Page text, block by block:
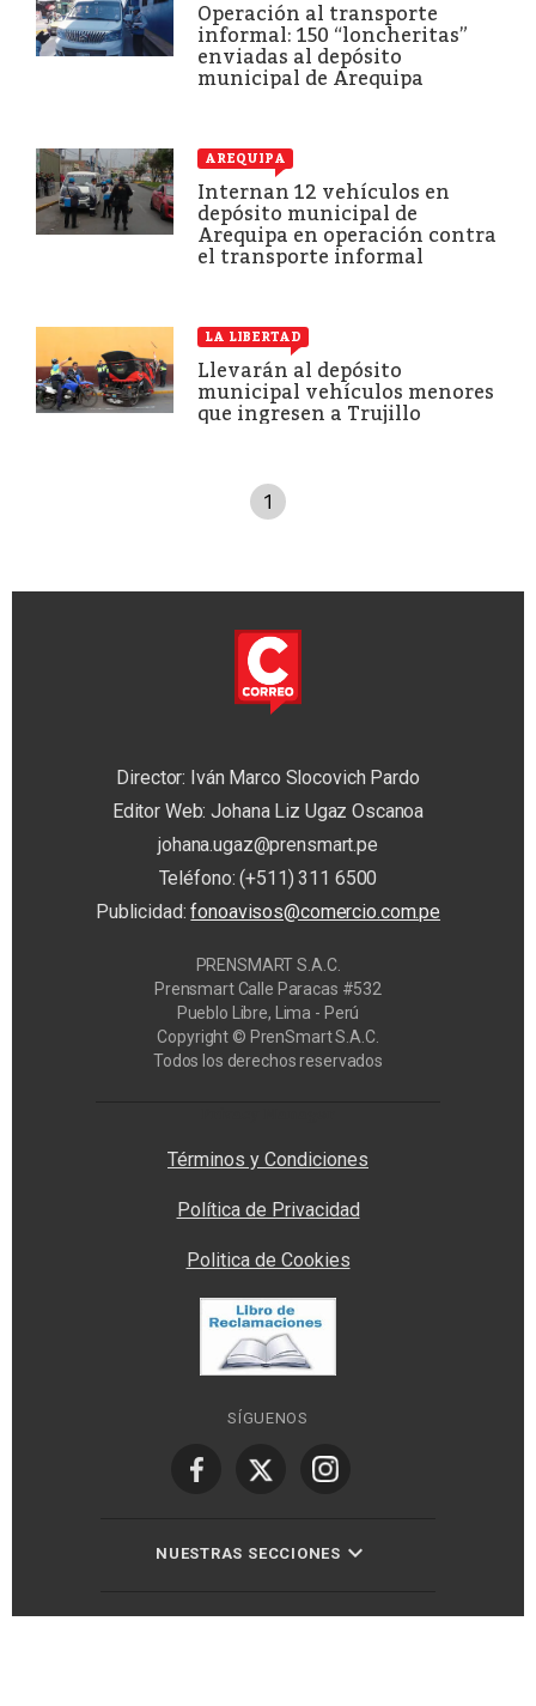
Operación al transporte
informal: 150 “loncheritas”
enviadas al depósito
municipal de Arequipa
AREQUIPA
Internan 12 vehículos en
depósito municipal de
Arequipa en operación contra
el transporte informal
LA LIBERTAD
Llevarán al depósito
municipal vehículos menores
que ingresen a Trujillo
1
Director: Iván Marco Slocovich Pardo
Editor Web: Johana Liz Ugaz Oscanoa
johana.ugaz@prensmart.pe
Teléfono: (+511) 311 6500
Publicidad:fonoavisos@comercio.com.pe
PRENSMART S.A.C.
Prensmart Calle Paracas #532
Pueblo Libre, Lima - Perú
Copyright © PrenSmart S.A.C.
Todos los derechos reservados
Términos y Condiciones
Política de Privacidad
Politica de Cookies
SÍGUENOS
NUESTRAS SECCIONES